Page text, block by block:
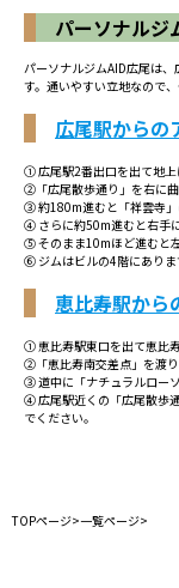
パーソナルジ
パーソナルジムAID広尾は
す。通いやすい立地なので
広尾駅からの
① 広尾駅2番出口を出て地上
②「広尾散歩通り」を右に曲
③ 約180m進むと「祥雲寺」
④ さらに約50m進むと右手
⑤ そのまま10mほど進むと
⑥ ジムはビルの4階にありま
恵比寿駅から
① 恵比寿駅東口を出て恵比
②「恵比寿南交差点」を渡り
③ 道中に「ナチュラルロー
④ 広尾駅近くの「広尾散歩
でください。
TOPページ>一覧ページ>